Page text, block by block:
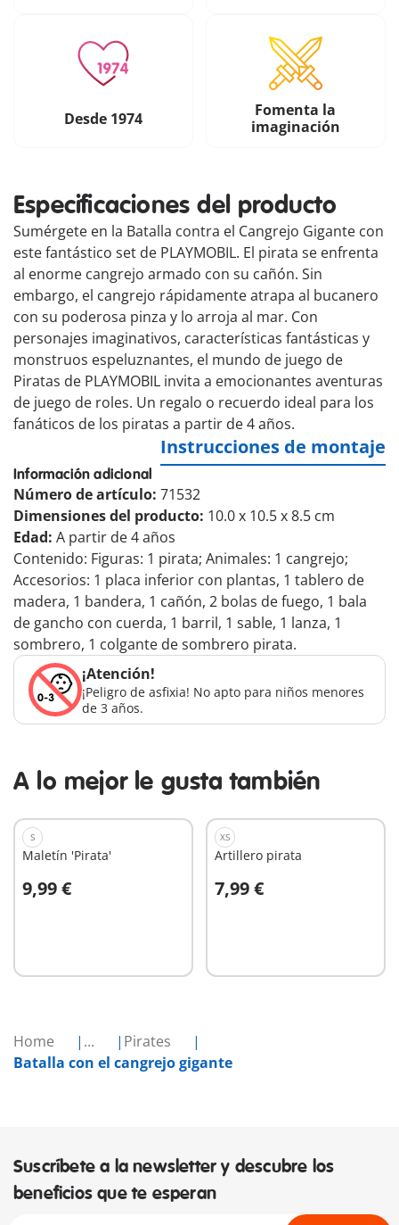
Home ...
Pirates
Batalla con el cangrejo gigante
Desde 1974
Fomenta la
imaginación
Especificaciones del producto
Sumérgete en la Batalla contra el Cangrejo Gigante con
este fantástico set de PLAYMOBIL. El pirata se enfrenta
al enorme cangrejo armado con su cañón. Sin
embargo, el cangrejo rápidamente atrapa al bucanero
con su poderosa pinza y lo arroja al mar. Con
personajes imaginativos, características fantásticas y
monstruos espeluznantes, el mundo de juego de
Piratas de PLAYMOBIL invita a emocionantes aventuras
de juego de roles. Un regalo o recuerdo ideal para los
fanáticos de los piratas a partir de 4 años.
Instrucciones de montaje
Información adicional
Número de artículo: 71532
Dimensiones del producto: 10.0 x 10.5 x 8.5 cm
Edad: A partir de 4 años
Contenido: Figuras: 1 pirata; Animales: 1 cangrejo;
Accesorios: 1 placa inferior con plantas, 1 tablero de
madera, 1 bandera, 1 cañón, 2 bolas de fuego, 1 bala
de gancho con cuerda, 1 barril, 1 sable, 1 lanza, 1
sombrero, 1 colgante de sombrero pirata.
¡Atención!
¡Peligro de asfixia! No apto para niños menores
de 3 años.
A lo mejor le gusta también
S
Maletín 'Pirata'
9,99 €
A la cesta
XS
Artillero pirata
7,99 €
A la cesta
Suscríbete a la newsletter y descubre los
beneficios que te esperan